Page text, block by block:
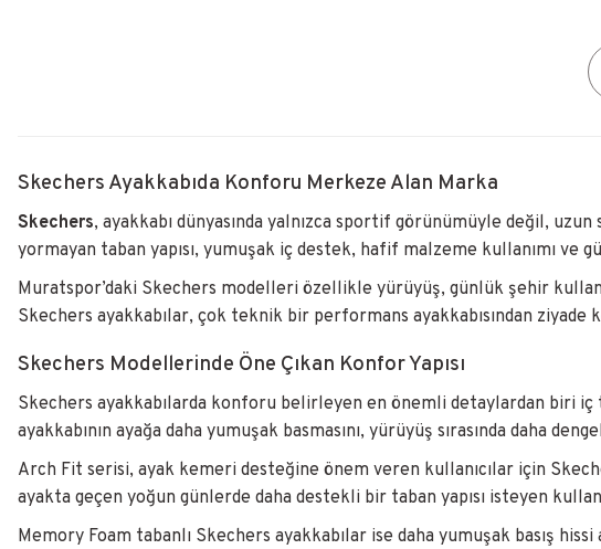
Skechers Ayakkabıda Konforu Merkeze Alan Marka
Skechers, ayakkabı dünyasında yalnızca sportif görünümüyle değil,
yormayan taban yapısı, yumuşak iç destek, hafif malzeme kullanımı
Muratspor’daki Skechers modelleri özellikle yürüyüş, günlük şehir
Skechers ayakkabılar, çok teknik bir performans ayakkabısından
Skechers Modellerinde Öne Çıkan Konfor Yapısı
Skechers ayakkabılarda konforu belirleyen en önemli detaylardan biri
ayakkabının ayağa daha yumuşak basmasını, yürüyüş sırasında daha
Arch Fit serisi, ayak kemeri desteğine önem veren kullanıcılar için
ayakta geçen yoğun günlerde daha destekli bir taban yapısı isteyen
Memory Foam tabanlı Skechers ayakkabılar ise daha yumuşak basış